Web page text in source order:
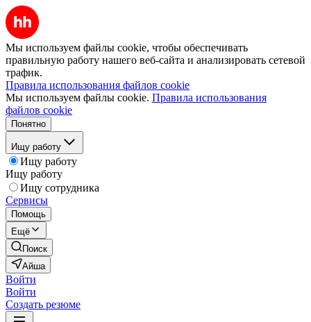
Мы используем файлы cookie, чтобы обеспечивать
правильную работу нашего веб-сайта и анализировать сетевой
трафик.
Правила использования файлов cookie
Мы используем файлы cookie. Правила использования
файлов cookie
Понятно
Ищу работу
Ищу работу
Ищу работу
Ищу сотрудника
Сервисы
Помощь
Ещё
Поиск
Айша
Войти
Войти
Создать резюме